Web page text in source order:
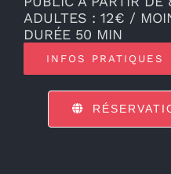
ADULTES : 12€ /
DURÉE 50 MIN
INFOS PRATIQUES